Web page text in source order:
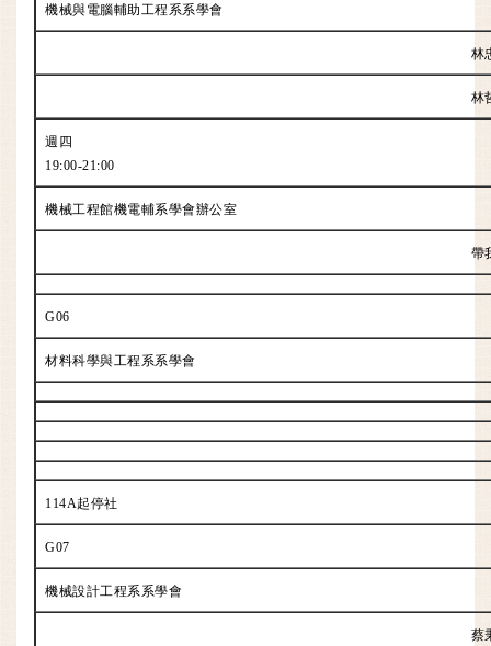
機械與電腦輔助工程系系學會
林
林
週四
19:00-21:00
機械工程館機電輔系學會辦公室
帶
G06
材料科學與工程系系學會
114A起停社
G07
機械設計工程系系學會
蔡